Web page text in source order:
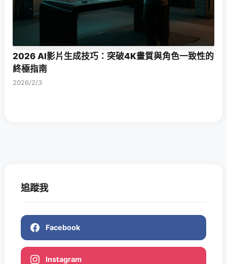
2026 AI影片生成技巧：突破4K畫質與角色一致性的
終極指南
2026/2/3
追蹤我
Facebook
Instagram